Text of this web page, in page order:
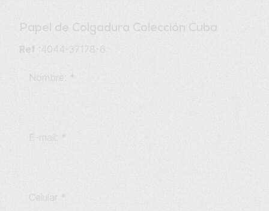
Papel de Colgadura Colección Cuba
Ref :4044-37178-6
Nombre: *
E-mail: *
Celular *